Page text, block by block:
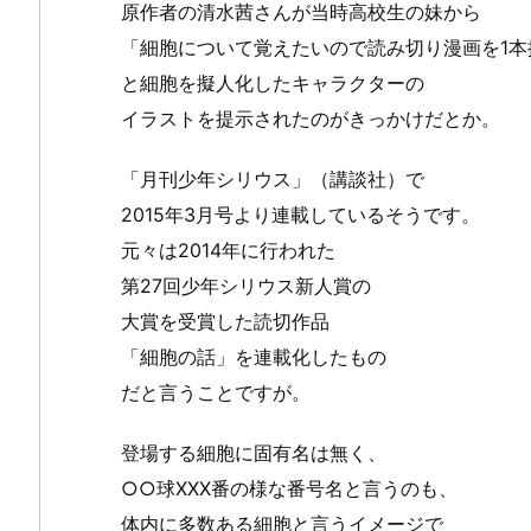
原作者の清水茜さんが当時高校生の妹から
「細胞について覚えたいので読み切り漫画を1
と細胞を擬人化したキャラクターの
イラストを提示されたのがきっかけだとか。
「月刊少年シリウス」（講談社）で
2015年3月号より連載しているそうです。
元々は2014年に行われた
第27回少年シリウス新人賞の
大賞を受賞した読切作品
「細胞の話」を連載化したもの
だと言うことですが。
登場する細胞に固有名は無く、
○○球XXX番の様な番号名と言うのも、
体内に多数ある細胞と言うイメージで